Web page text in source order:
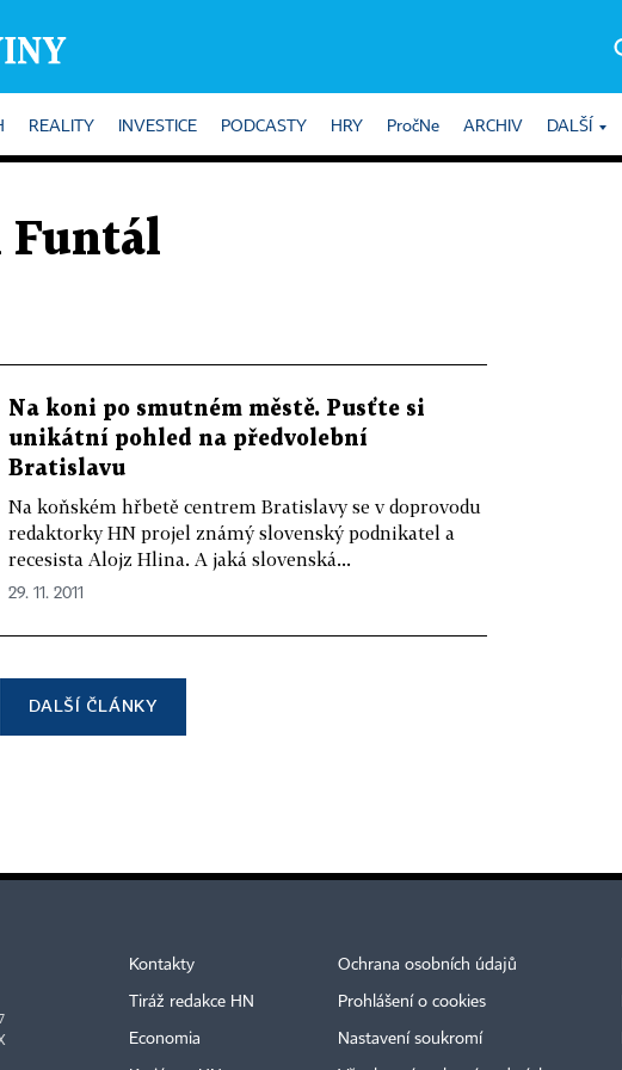
REALITY INVESTICE PODCASTY HRY PročNe ARCHIV DALŠÍ
Funtál
Na koni po smutném městě. Pusťte si
unikátní pohled na předvolební
Bratislavu
Na koňském hřbetě centrem Bratislavy se v doprovodu
redaktorky HN projel známý slovenský podnikatel a
recesista Alojz Hlina. A jaká slovenská...
29. 11. 2011
DALŠÍ ČLÁNKY
Kontakty
Tiráž redakce HN
Economia
Ochrana osobních údajů
Prohlášení o cookies
Nastavení soukromí